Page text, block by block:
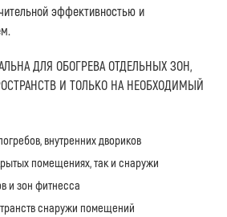
эффективностью и
ДЛЯ ОБОГРЕВА ОТДЕЛЬНЫХ ЗОН,
И ТОЛЬКО НА НЕОБХОДИМЫЙ
внутренних двориков
помещениях, так и снаружи
и зон фитнесса
снаружи помещений